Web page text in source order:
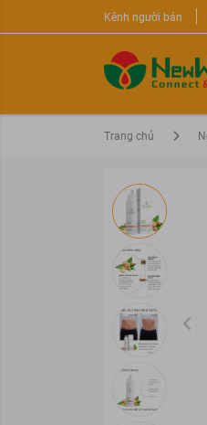
Kênh người bán
Trang chủ